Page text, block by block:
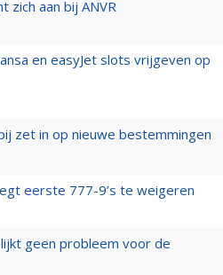
zich aan bij ANVR
en easyJet slots vrijgeven op
zet in op nieuwe bestemmingen
eerste 777-9’s te weigeren
geen probleem voor de